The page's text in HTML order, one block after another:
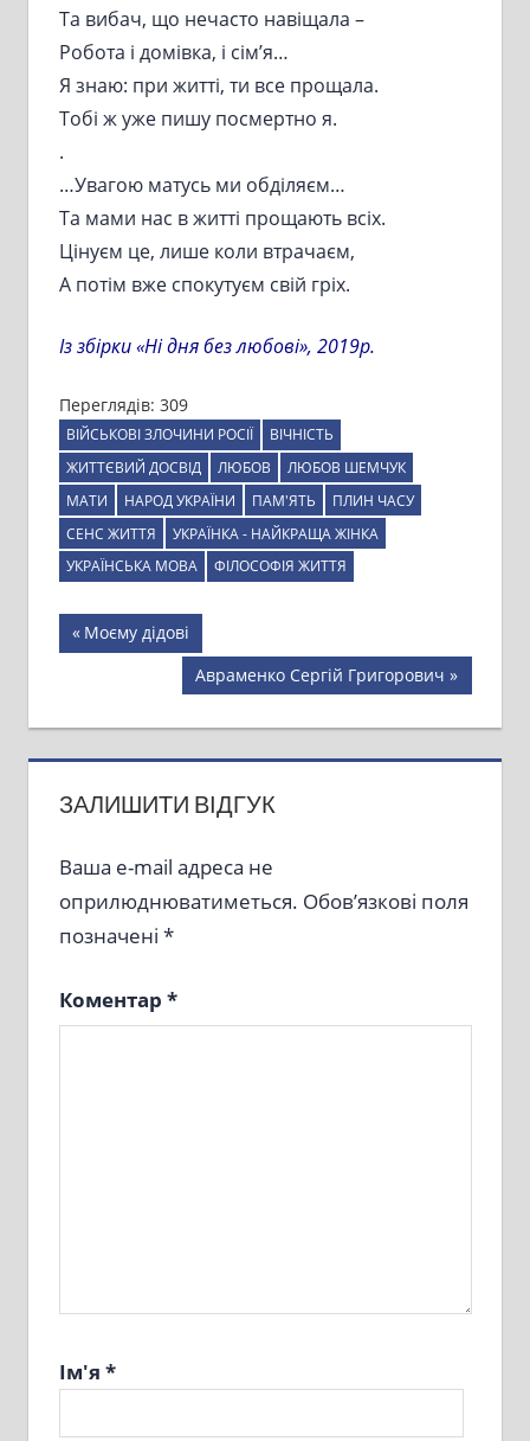
Та вибач, що нечасто навіщала –
Робота і домівка, і сім’я…
Я знаю: при житті, ти все прощала.
Тобі ж уже пишу посмертно я.
.
…Увагою матусь ми обділяєм…
Та мами нас в житті прощають всіх.
Цінуєм це, лише коли втрачаєм,
А потім вже спокутуєм свій гріх.
Із збірки «Ні дня без любові», 2019р.
Переглядів: 309
ВІЙСЬКОВІ ЗЛОЧИНИ РОСІЇ
ВІЧНІСТЬ
ЖИТТЄВИЙ ДОСВІД
ЛЮБОВ
ЛЮБОВ ШЕМЧУК
МАТИ
НАРОД УКРАЇНИ ПАМ'ЯТЬ
ПЛИН ЧАСУ
СЕНС ЖИТТЯ
УКРАЇНКА - НАЙКРАЩА ЖІНКА
УКРАЇНСЬКА МОВА
ФІЛОСОФІЯ ЖИТТЯ
Навігація
Previous
Post:
Моєму дідові
Next
Post:
Авраменко Сергій Григорович
ЗАЛИШИТИ ВІДГУК
Ваша e-mail адреса не
оприлюднюватиметься. Обов’язкові поля
позначені *
Коментар *
Ім'я *